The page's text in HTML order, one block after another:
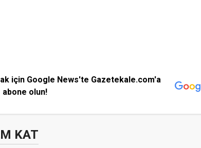
için Google News'te Gazetekale.com'a
abone olun!
KAT